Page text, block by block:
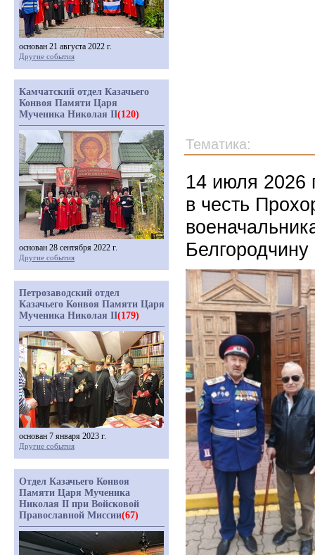
Тематика:
14 июля 2026
в честь
Белгородчину
основан 21 августа 2022 г.
Другие события
Камчатский отдел Казачьего
Конвоя Памяти Царя
Мученика Николая II(120)
основан 28 сентября 2022 г.
Другие события
Петрозаводский отдел
Казачьего Конвоя Памяти Царя
Мученика Николая II(179)
основан 7 января 2023 г.
Другие события
Отдел Казачьего Конвоя
Памяти Царя Мученика
Николая II при Войсковой
Православной Миссии(67)